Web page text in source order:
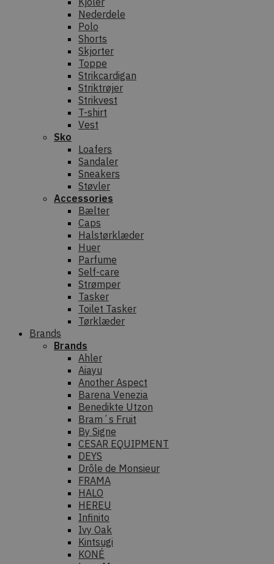
Nederdele
Polo
Shorts
Skjorter
Toppe
Strikcardigan
Striktrøjer
Strikvest
T-shirt
Vest
Sko
Loafers
Sandaler
Sneakers
Støvler
Accessories
Bælter
Caps
Halstørklæder
Huer
Parfume
Self-care
Strømper
Tasker
Toilet Tasker
Tørklæder
Brands
Brands
Ahler
Aiayu
Another Aspect
Barena Venezia
Benedikte Utzon
Bram´s Fruit
By Signe
CESAR EQUIPMENT
DEYS
Drôle de Monsieur
FRAMA
HALO
HEREU
Infinito
Ivy Oak
Kintsugi
KONÉ